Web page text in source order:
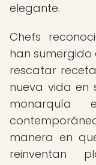
elegante.
Chefs
han sumergido
rescatar
nueva vida en
monarquía
manera en
reinventan